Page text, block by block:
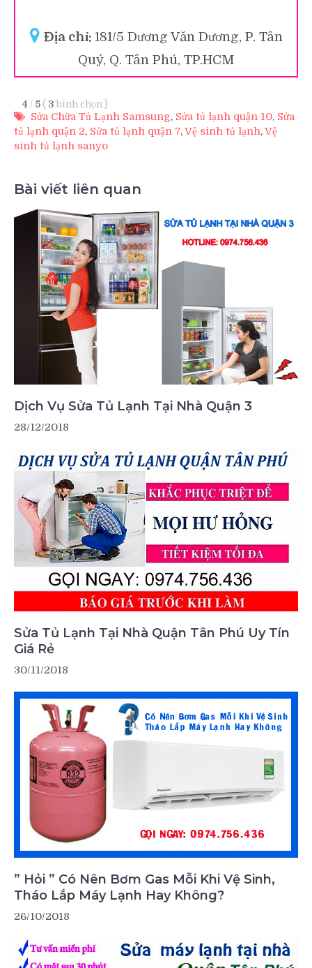
Địa chỉ: 181/5 Dương Văn Dương, P. Tân
Quý, Q. Tân Phú, TP.HCM
4 / 5 ( 3 bình chọn )
Sửa Chữa Tủ Lạnh Samsung, Sửa tủ lạnh quận 10, Sửa
tủ lạnh quận 2, Sửa tủ lạnh quận 7,Vệ sinh tủ lạnh,Vệ
sinh tủ lạnh sanyo
Bài viết liên quan
Dịch Vụ Sửa Tủ Lạnh Tại Nhà Quận 3
28/12/2018
Sửa Tủ Lạnh Tại Nhà Quận Tân Phú Uy Tín
Giá Rẻ
30/11/2018
” Hỏi ” Có Nên Bơm Gas Mỗi Khi Vệ Sinh,
Tháo Lắp Máy Lạnh Hay Không?
26/10/2018